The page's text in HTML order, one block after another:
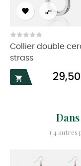
 
Collier double
strass

Prix
( 4 autres